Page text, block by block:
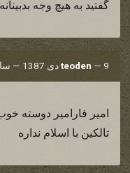
گفتید به هیچ وجه
teoden — 9 دی 1387 — ساعت 19:26
امير فارامير دوسته
تالکين با اسلام نداره